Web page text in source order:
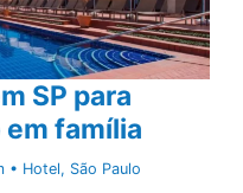
SP para
família
• Hotel, São Paulo